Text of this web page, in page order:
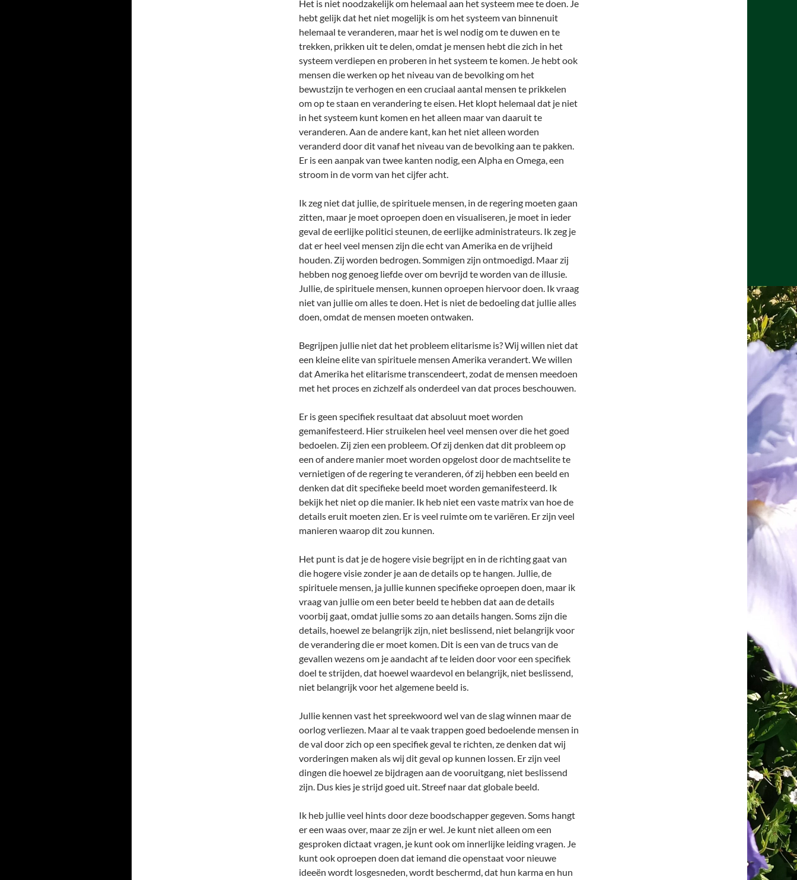
Het is niet noodzakelijk om helemaal aan het systeem mee te doen. Je
hebt gelijk dat het niet mogelijk is om het systeem van binnenuit
helemaal te veranderen, maar het is wel nodig om te duwen en te
trekken, prikken uit te delen, omdat je mensen hebt die zich in het
systeem verdiepen en proberen in het systeem te komen. Je hebt ook
mensen die werken op het niveau van de bevolking om het
bewustzijn te verhogen en een cruciaal aantal mensen te prikkelen
om op te staan en verandering te eisen. Het klopt helemaal dat je niet
in het systeem kunt komen en het alleen maar van daaruit te
veranderen. Aan de andere kant, kan het niet alleen worden
veranderd door dit vanaf het niveau van de bevolking aan te pakken.
Er is een aanpak van twee kanten nodig, een Alpha en Omega, een
stroom in de vorm van het cijfer acht.
Ik zeg niet dat jullie, de spirituele mensen, in de regering moeten gaan
zitten, maar je moet oproepen doen en visualiseren, je moet in ieder
geval de eerlijke politici steunen, de eerlijke administrateurs. Ik zeg je
dat er heel veel mensen zijn die echt van Amerika en de vrijheid
houden. Zij worden bedrogen. Sommigen zijn ontmoedigd. Maar zij
hebben nog genoeg liefde over om bevrijd te worden van de illusie.
Jullie, de spirituele mensen, kunnen oproepen hiervoor doen. Ik vraag
niet van jullie om alles te doen. Het is niet de bedoeling dat jullie alles
doen, omdat de mensen moeten ontwaken.
Begrijpen jullie niet dat het probleem elitarisme is? Wij willen niet dat
een kleine elite van spirituele mensen Amerika verandert. We willen
dat Amerika het elitarisme transcendeert, zodat de mensen meedoen
met het proces en zichzelf als onderdeel van dat proces beschouwen.
Er is geen specifiek resultaat dat absoluut moet worden
gemanifesteerd. Hier struikelen heel veel mensen over die het goed
bedoelen. Zij zien een probleem. Of zij denken dat dit probleem op
een of andere manier moet worden opgelost door de machtselite te
vernietigen of de regering te veranderen, óf zij hebben een beeld en
denken dat dit specifieke beeld moet worden gemanifesteerd. Ik
bekijk het niet op die manier. Ik heb niet een vaste matrix van hoe de
details eruit moeten zien. Er is veel ruimte om te variëren. Er zijn veel
manieren waarop dit zou kunnen.
Het punt is dat je de hogere visie begrijpt en in de richting gaat van
die hogere visie zonder je aan de details op te hangen. Jullie, de
spirituele mensen, ja jullie kunnen specifieke oproepen doen, maar ik
vraag van jullie om een beter beeld te hebben dat aan de details
voorbij gaat, omdat jullie soms zo aan details hangen. Soms zijn die
details, hoewel ze belangrijk zijn, niet beslissend, niet belangrijk voor
de verandering die er moet komen. Dit is een van de trucs van de
gevallen wezens om je aandacht af te leiden door voor een specifiek
doel te strijden, dat hoewel waardevol en belangrijk, niet beslissend,
niet belangrijk voor het algemene beeld is.
Jullie kennen vast het spreekwoord wel van de slag winnen maar de
oorlog verliezen. Maar al te vaak trappen goed bedoelende mensen in
de val door zich op een specifiek geval te richten, ze denken dat wij
vorderingen maken als wij dit geval op kunnen lossen. Er zijn veel
dingen die hoewel ze bijdragen aan de vooruitgang, niet beslissend
zijn. Dus kies je strijd goed uit. Streef naar dat globale beeld.
Ik heb jullie veel hints door deze boodschapper gegeven. Soms hangt
er een waas over, maar ze zijn er wel. Je kunt niet alleen om een
gesproken dictaat vragen, je kunt ook om innerlijke leiding vragen. Je
kunt ook oproepen doen dat iemand die openstaat voor nieuwe
ideeën wordt losgesneden, wordt beschermd, dat hun karma en hun